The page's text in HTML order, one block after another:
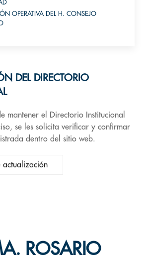
OPERATIVA DEL H. CONSEJO
DEL DIRECTORIO
mantener el Directorio Institucional
se les solicita verificar y confirmar
dentro del sitio web.
actualización
ROSARIO